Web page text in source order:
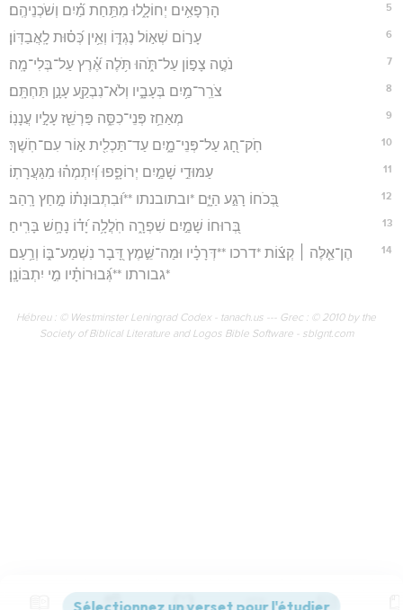
5 הָרְפָאִ֥ים יְחוֹלָ֑לוּ מִתַּ֥חַת מַ֝֗יִם וְשֹׁכְנֵיהֶֽם׃
6 עָר֣וֹם שְׁא֣וֹל נֶגְדּ֑וֹ וְאֵ֥ין כְּ֝ס֗וּת לָֽאֲבַדּֽוֹן׃
7 נֹטֶ֣ה צָפ֣וֹן עַל־תֹּ֑הוּ תֹּ֥לֶה אֶ֝֗רֶץ עַל־בְּלִי־מָֽה׃
8 צֹרֵֽר־מַ֥יִם בְּעָבָ֑יו וְלֹא־נִבְקַ֖ע עָנָ֣ן תַּחְתָּֽם׃
9 מְאַחֵ֥ז פְּנֵי־כִסֵּ֑ה פַּרְשֵׁ֖ז עָלָ֣יו עֲנָנֽוֹ׃
10 חֹֽק־חָ֭ג עַל־פְּנֵי־מָ֑יִם עַד־תַּכְלִ֖ית א֣וֹר עִם־חֹֽשֶׁךְ׃
11 עַמּוּדֵ֣י שָׁמַ֣יִם יְרוֹפָ֑פוּ וְ֝יִתְמְה֗וּ מִגַּעֲרָתֽוֹ׃
12 בְּ֭כֹחוֹ רָגַ֣ע הַיָּ֑ם *ובתובנתו **וּ֝בִתְבוּנָת֗וֹ מָ֣חַץ רָֽהַב׃
13 בְּ֭רוּחוֹ שָׁמַ֣יִם שִׁפְרָ֑ה חֹֽלֲלָ֥ה יָ֝ד֗וֹ נָחָ֥שׁ בָּרִֽיחַ׃
14
הֶן־אֵ֤לֶּה ׀ קְצ֬וֹת *דרכו **דְּרָכָ֗יו וּמַה־שֵּׁ֣מֶץ דָּ֭בָר נִשְׁמַע־בּ֑וֹ וְרַ֥עַם
*גבורתו **גְּ֝בוּרוֹתָ֗יו מִ֣י יִתְבּוֹנָֽן׃
Hébreu : © Westminster Leningrad Codex - tanach.us --- Grec : © 2010 by the
Society of Biblical Literature and Logos Bible Software - sblgnt.com